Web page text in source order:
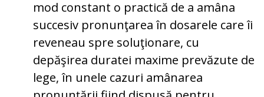
mod constant o practică de a amâna
succesiv pronunţarea în dosarele care îi
reveneau spre soluţionare, cu
depăşirea duratei maxime prevăzute de
lege, în unele cazuri amânarea